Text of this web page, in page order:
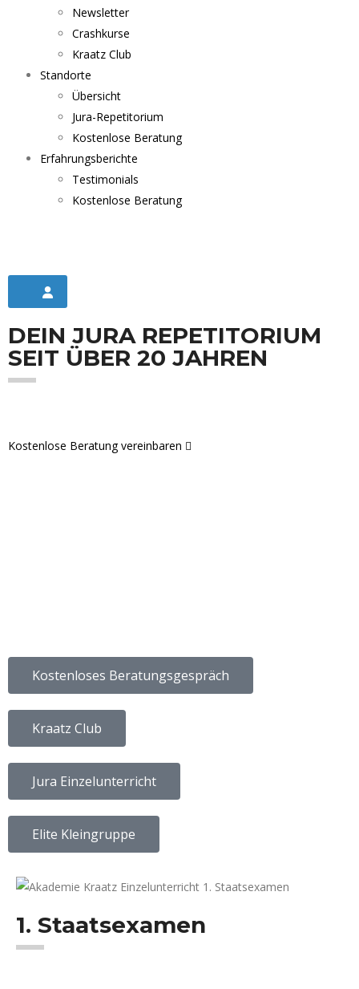
Newsletter
Crashkurse
Kraatz Club
Standorte
Übersicht
Jura-Repetitorium
Kostenlose Beratung
Erfahrungsberichte
Testimonials
Kostenlose Beratung
DEIN JURA REPETITORIUM
SEIT ÜBER 20 JAHREN
Kostenlose Beratung vereinbaren
Kostenloses Beratungsgespräch
Kraatz Club
Jura Einzelunterricht
Elite Kleingruppe
1. Staatsexamen